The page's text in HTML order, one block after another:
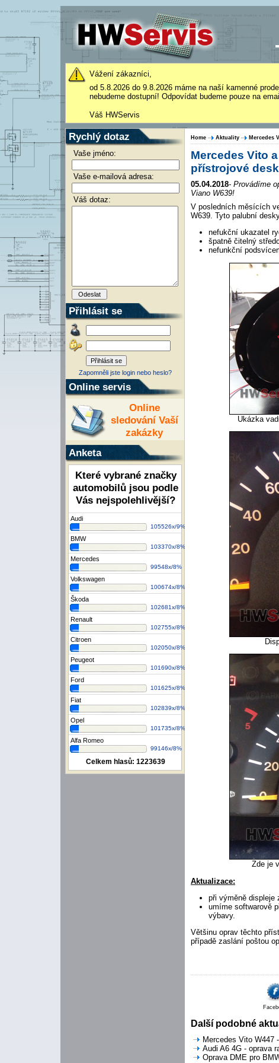
Vážení zákazníci,
od 5.8.2026 do 9.8.2026 máme na naší kamenné
nebudeme dostupní! Odpovídat budeme pouze na
Váš HWServis
Rychlý dotaz
Vaše jméno:
Vaše e-mailová adresa:
Váš dotaz:
Přihlásit se
Zapomněli jste login nebo heslo?
Online servis
Online
sledování Vaší
zakázky
Anketa
Které vybrané značky
automobilů jsou podle
Vás nejspolehlivější?
Audi
105526x/9%
BMW
103370x/8%
Mercedes
99548x/8%
Volkswagen
100674x/8%
Škoda
102681x/8%
Renault
102755x/8%
Citroen
102050x/8%
Peugeot
101690x/8%
Ford
101625x/8%
Fiat
102839x/8%
Opel
101735x/8%
Alfa Romeo
99146x/8%
Celkem hlasů: 1223639
Home Aktuality Mercedes
Mercedes Vito
přístrojové
05.04.2018- Provádíme
Viano W639!
V posledních měsících
W639. Tyto palubní
nefukční ukazatel
špatně čitelný
nefunkční
Ukázka
Zde je
Aktualizace:
při výměně displeje
umíme softwarově
výbavy.
Většinu oprav těchto
případě zaslání poštou
Další podobné
Mercedes Vito W447
Audi A6 4G - oprava
Oprava DME pro